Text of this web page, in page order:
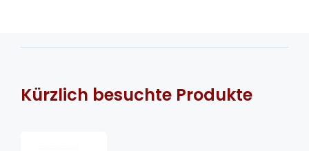
Kürzlich besuchte Produkte